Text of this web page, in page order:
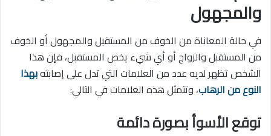
والمجهول
في حالة المعاناة من الخوف من المستقبل والمجهول أو الخوف
من المستقبل والزواج أو أي شيء يخص المستقبل، فإن هذا
الشخص تظهر لديه عدد من العلامات التي تدل على إصابتهبهذا
النوع من الرهاب، وتتمثل هذه العلامات في التالي:
توقع الأسوأ بصورة دائمة